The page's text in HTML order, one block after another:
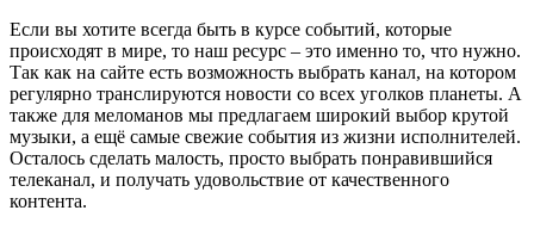
Если вы хотите всегда быть в курсе событий, которые
происходят в мире, то наш ресурс – это именно то, что нужно.
Так как на сайте есть возможность выбрать канал, на котором
регулярно транслируются новости со всех уголков планеты. А
также для меломанов мы предлагаем широкий выбор крутой
музыки, а ещё самые свежие события из жизни исполнителей.
Осталось сделать малость, просто выбрать понравившийся
телеканал, и получать удовольствие от качественного
контента.